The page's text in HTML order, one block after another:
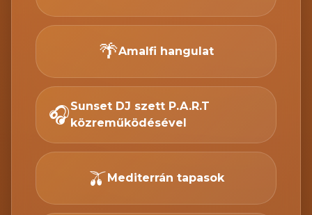
🌴Amalfi hangulat
🎧Sunset DJ szett P.A.R.T
közreműködésével
🫒 Mediterrán tapasok